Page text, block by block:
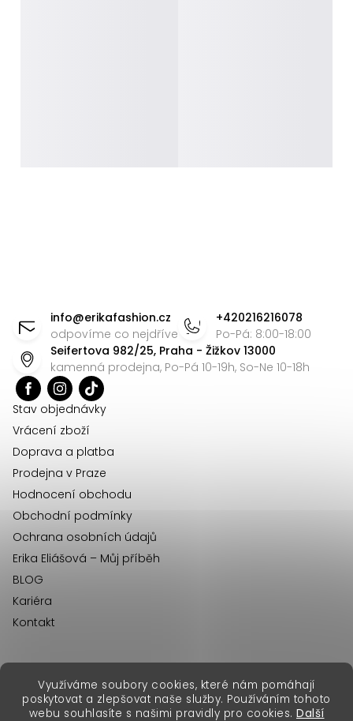
Využíváme soubory cookies, které nám pomáhají
poskytovat a zlepšovat naše služby. Používáním tohoto
webu souhlasíte s našimi pravidly pro cookies. Další
info@erikafashion.cz
odpovíme co nejdříve
+420216216078
Po-Pá: 8:00-18:00
Seifertova 982/25, Praha - Žižkov 13000
kamenná prodejna, Po-Pá 10-19h, So-Ne 10-18h
Stav objednávky
Vrácení zboží
Doprava a platba
Prodejna v Praze
Hodnocení obchodu
Obchodní podmínky
Ochrana osobních údajů
Erika Eliášová – Můj příběh
BLOG
Kariéra
Kontakt
Copyright 2026Erika Fashion. Všechna práva vyhrazena.
erikafashion.sk